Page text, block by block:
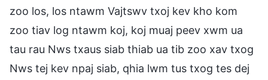
zoo los, los ntawm Vajtswv txoj kev kho kom
zoo tiav log ntawm koj, koj muaj peev xwm ua
tau rau Nws txaus siab thiab ua tib zoo xav txog
Nws tej kev npaj siab, qhia lwm tus txog tes dej